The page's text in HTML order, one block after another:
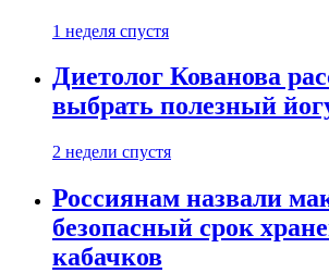
1 неделя спустя
Диетолог Кованова
выбрать полезный
2 недели спустя
Россиянам назвали
безопасный срок
кабачков